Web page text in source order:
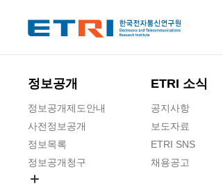
정보공개
정보공개제도안내
사전정보공개
정보목록
정보공개청구
ETRI 소식
공지사항
보도자료
ETRI SNS
채용공고